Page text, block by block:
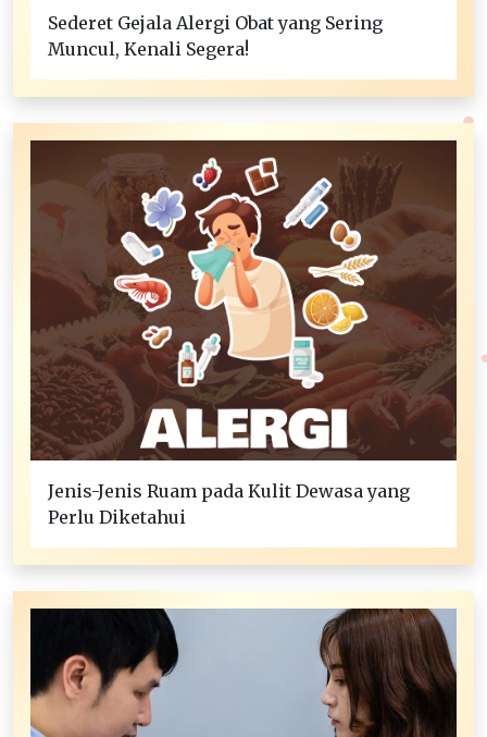
Sederet Gejala Alergi Obat yang Sering
Muncul, Kenali Segera!
Jenis-Jenis Ruam pada Kulit Dewasa yang
Perlu Diketahui